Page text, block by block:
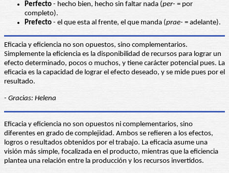
Perfecto - hecho bien, hecho sin faltar nada (per- = por
completo).
Prefecto - el que esta al frente, el que manda (prae- = adelante).
Eficacia y eficiencia no son opuestos, sino complementarios.
Simplemente la eficiencia es la disponibilidad de recursos para lograr un
efecto determinado, pocos o muchos, y tiene carácter potencial pues. La
eficacia es la capacidad de lograr el efecto deseado, y se mide pues por el
resultado.
- Gracias: Helena
Eficacia y eficiencia no son opuestos ni complementarios, sino
diferentes en grado de complejidad. Ambos se refieren a los efectos,
logros o resultados obtenidos por el trabajo. La eficacia asume una
visión más simple, focalizada en el producto, mientras que la eficiencia
plantea una relación entre la producción y los recursos invertidos.